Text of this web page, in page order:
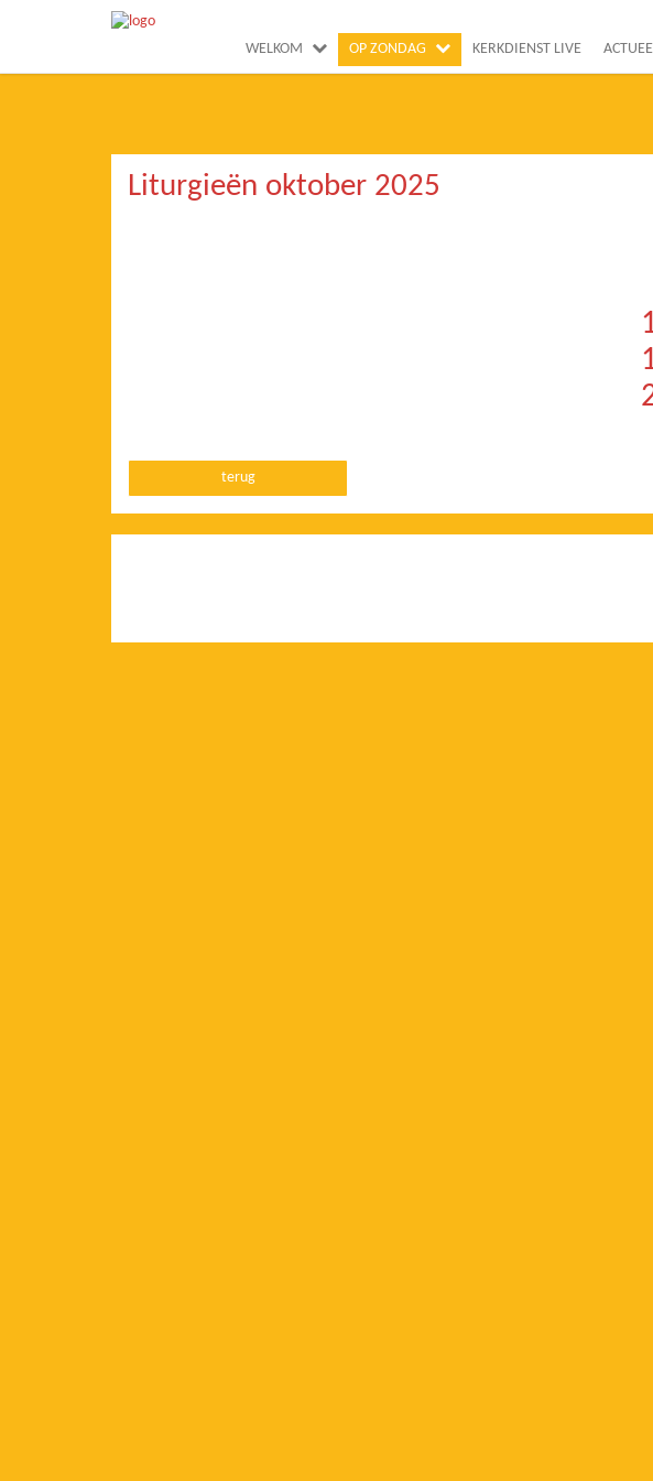
WELKOM OP ZONDAG KERKDIENST LIVE
Liturgieën oktober 2025
terug